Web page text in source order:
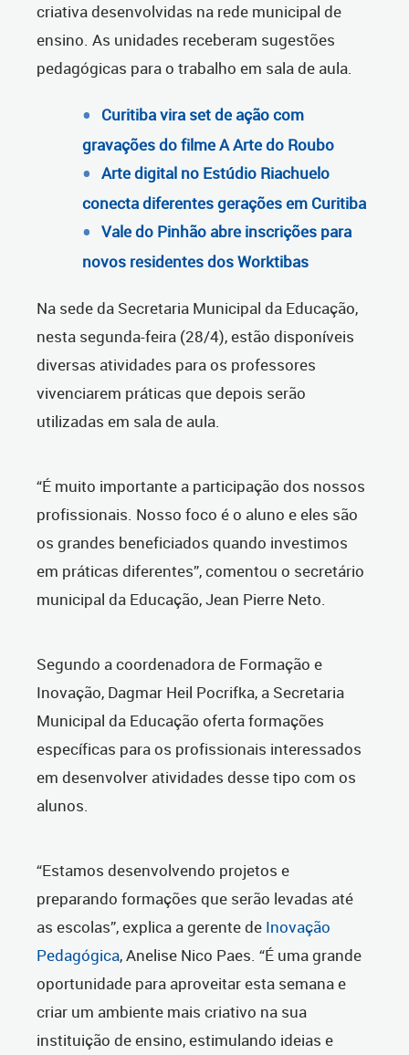
criativa desenvolvidas na rede municipal de
ensino. As unidades receberam sugestões
pedagógicas para o trabalho em sala de aula.
Curitiba vira set de ação com
gravações do filme A Arte do Roubo
Arte digital no Estúdio Riachuelo
conecta diferentes gerações em Curitiba
Vale do Pinhão abre inscrições para
novos residentes dos Worktibas
Na sede da Secretaria Municipal da Educação,
nesta segunda-feira (28/4), estão disponíveis
diversas atividades para os professores
vivenciarem práticas que depois serão
utilizadas em sala de aula.
“É muito importante a participação dos nossos
profissionais. Nosso foco é o aluno e eles são
os grandes beneficiados quando investimos
em práticas diferentes”, comentou o secretário
municipal da Educação, Jean Pierre Neto.
Segundo a coordenadora de Formação e
Inovação, Dagmar Heil Pocrifka, a Secretaria
Municipal da Educação oferta formações
específicas para os profissionais interessados
em desenvolver atividades desse tipo com os
alunos.
“Estamos desenvolvendo projetos e
preparando formações que serão levadas até
as escolas”, explica a gerente de Inovação
Pedagógica, Anelise Nico Paes. “É uma grande
oportunidade para aproveitar esta semana e
criar um ambiente mais criativo na sua
instituição de ensino, estimulando ideias e